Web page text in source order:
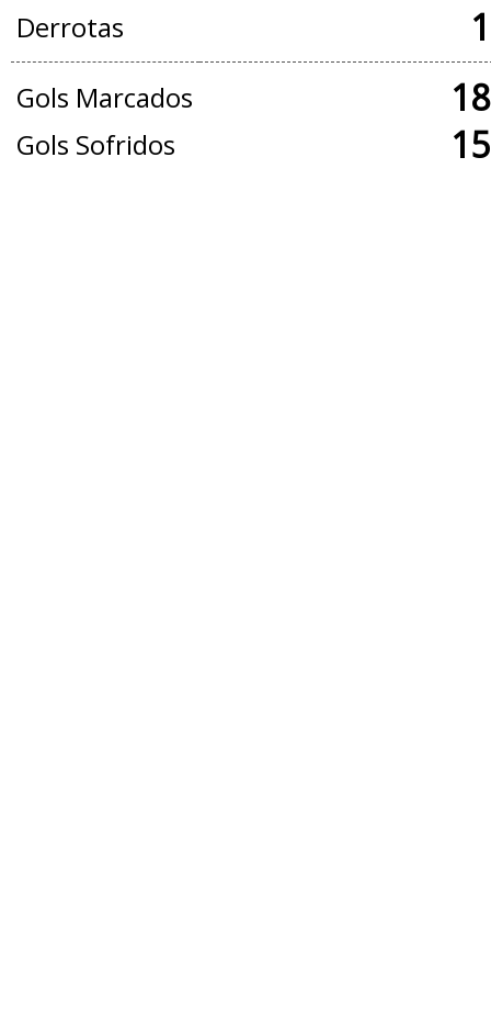
Derrotas
Gols Marcados
Gols Sofridos